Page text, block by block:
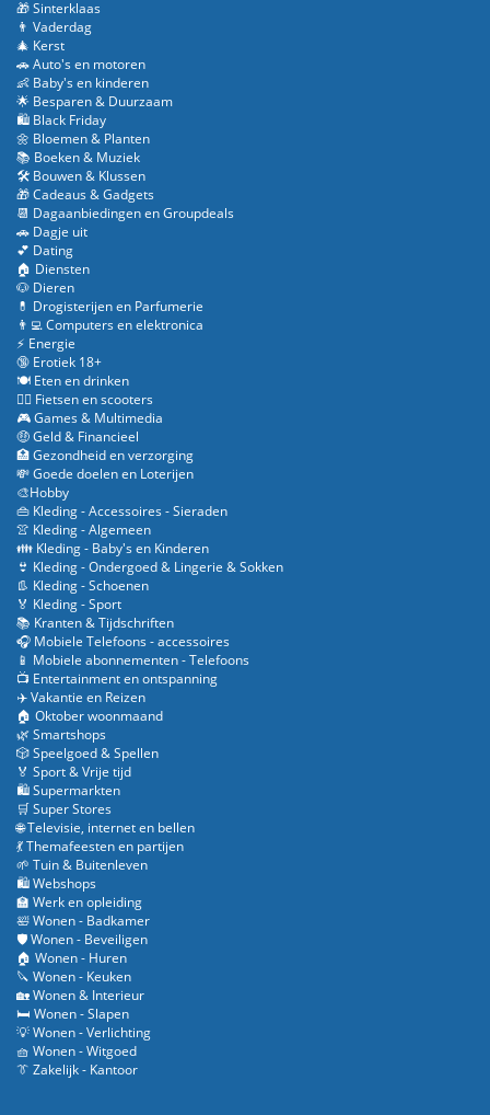
🎁 Sinterklaas
👨 Vaderdag
🎄 Kerst
🚗 Auto's en motoren
👶 Baby's en kinderen
🌟 Besparen & Duurzaam
🛍️ Black Friday
🌼 Bloemen & Planten
📚 Boeken & Muziek
🛠️ Bouwen & Klussen
🎁 Cadeaus & Gadgets
📆 Dagaanbiedingen en Groupdeals
🚗 Dagje uit
💕 Dating
🏠 Diensten
🐶 Dieren
💊 Drogisterijen en Parfumerie
👨‍💻 Computers en elektronica
⚡ Energie
🔞 Erotiek 18+
🍽️ Eten en drinken
🚴‍♂️ Fietsen en scooters
🎮 Games & Multimedia
🤑 Geld & Financieel
🏥 Gezondheid en verzorging
💸 Goede doelen en Loterijen
🎨Hobby
👜 Kleding - Accessoires - Sieraden
👚 Kleding - Algemeen
👪 Kleding - Baby's en Kinderen
👙 Kleding - Ondergoed & Lingerie & Sokken
👢 Kleding - Schoenen
🏅 Kleding - Sport
📚 Kranten & Tijdschriften
🎧 Mobiele Telefoons - accessoires
📱 Mobiele abonnementen - Telefoons
📺 Entertainment en ontspanning
✈️ Vakantie en Reizen
🏠 Oktober woonmaand
🌿 Smartshops
🎲 Speelgoed & Spellen
🏅 Sport & Vrije tijd
🛍️ Supermarkten
🛒 Super Stores
🌐 Televisie, internet en bellen
💃 Themafeesten en partijen
🌱 Tuin & Buitenleven
🛍️ Webshops
🏫 Werk en opleiding
🛀 Wonen - Badkamer
🛡️ Wonen - Beveiligen
🏠 Wonen - Huren
🔪 Wonen - Keuken
🏡 Wonen & Interieur
🛏️ Wonen - Slapen
💡 Wonen - Verlichting
🧺 Wonen - Witgoed
👔 Zakelijk - Kantoor